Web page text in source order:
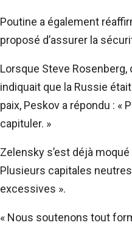
Poutine a également
proposé d’assurer la
Lorsque Steve
indiquait que la Russie
paix, Peskov a répondu : «
capituler. »
Zelensky s’est déjà
Plusieurs capitales
excessives ».
« Nous soutenons tout